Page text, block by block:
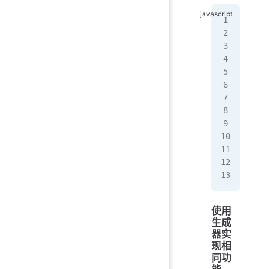
使用
生成
器实
现相
同功